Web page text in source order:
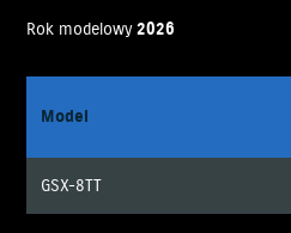
Rok modelowy2026
Model
GSX-8TT